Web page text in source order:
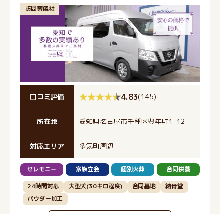
訪問葬儀社
口コミ評価 4.83(145)
所在地 愛知県名古屋市千種区豊年町1-12
対応エリア 多気町周辺
セレモニー 家族立会 個別火葬 合同供養
24時間対応 大型犬(30キロ程度) 合同墓地
納骨堂
パウダー加工